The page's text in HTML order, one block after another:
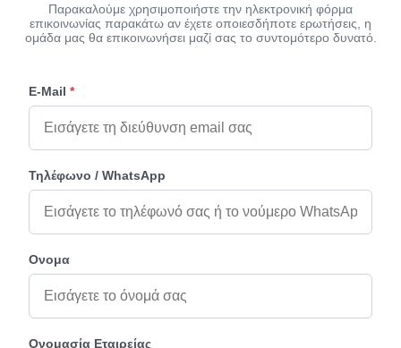
Παρακαλούμε χρησιμοποιήστε την ηλεκτρονική φόρμα
επικοινωνίας παρακάτω αν έχετε οποιεσδήποτε ερωτήσεις, η
ομάδα μας θα επικοινωνήσει μαζί σας το συντομότερο δυνατό.
E-Mail *
Τηλέφωνο / WhatsApp
Ονομα
Ονομασία Εταιρείας